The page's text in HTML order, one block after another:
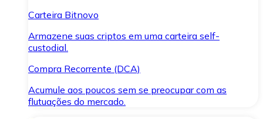
Carteira Bitnovo
Armazene suas criptos em uma carteira self-
custodial.
Compra Recorrente (DCA)
Acumule aos poucos sem se preocupar com as
flutuações do mercado.